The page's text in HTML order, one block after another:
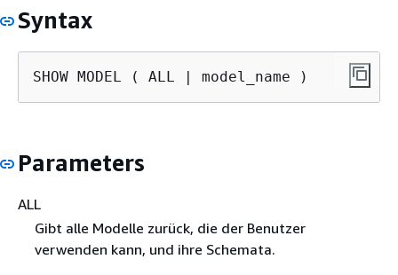
Syntax
SHOW MODEL ( ALL | model_name )
Parameters
ALL
Gibt alle Modelle zurück, die der Benutzer
verwenden kann, und ihre Schemata.